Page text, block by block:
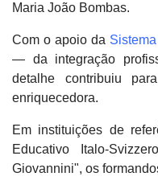
Maria João Bombas.
Com o apoio da
— da integração
detalhe contribuiu
enriquecedora.
Em instituições de
Educativo Italo-
Giovannini", os